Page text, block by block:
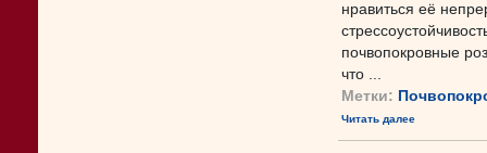
нравиться её
почвопокровные
что ...
Метки:
Читать далее